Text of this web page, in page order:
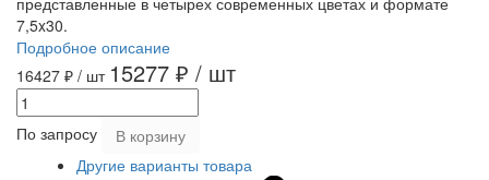
7,5x30.
Подробное описание
16427 ₽ / шт 15277 ₽ / шт
По запросу
В корзину
Другие варианты товара